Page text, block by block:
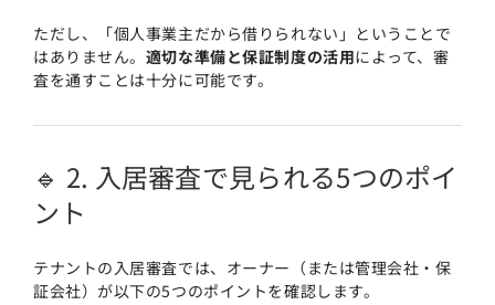
ただし、「個人事業主だから借りられない」ということで
はありません。 適切な準備と保証制度の活用によって、審
査を通すことは十分に可能です。
🔹 2. 入居審査で見られる5つのポイ
ント
テナントの入居審査では、オーナー（または管理会社・保
証会社）が以下の5つのポイントを確認します。